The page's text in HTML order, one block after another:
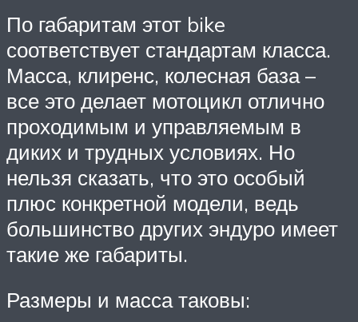
По габаритам этот bike
соответствует стандартам класса.
Масса, клиренс, колесная база –
все это делает мотоцикл отлично
проходимым и управляемым в
диких и трудных условиях. Но
нельзя сказать, что это особый
плюс конкретной модели, ведь
большинство других эндуро имеет
такие же габариты.
Размеры и масса таковы: